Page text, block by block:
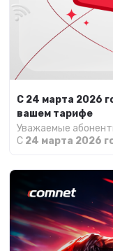
С 24 марта 2026
вашем тарифе
Уважаемые
С 24 марта 2026